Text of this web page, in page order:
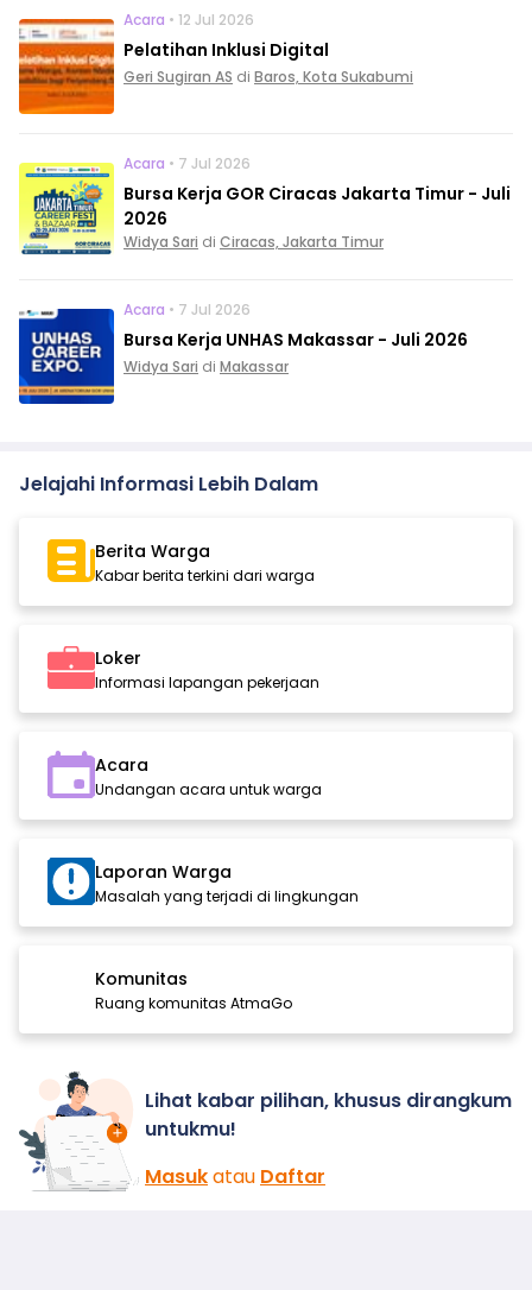
Acara • 12 Jul 2026
Pelatihan Inklusi Digital
Geri Sugiran AS di Baros, Kota Sukabumi
Acara • 7 Jul 2026
Bursa Kerja GOR Ciracas Jakarta Timur - Juli
2026
Widya Sari di Ciracas, Jakarta Timur
Acara • 7 Jul 2026
Bursa Kerja UNHAS Makassar - Juli 2026
Widya Sari di Makassar
Jelajahi Informasi Lebih Dalam
Berita Warga
Kabar berita terkini dari warga
Loker
Informasi lapangan pekerjaan
Acara
Undangan acara untuk warga
Laporan Warga
Masalah yang terjadi di lingkungan
Komunitas
Ruang komunitas AtmaGo
Lihat kabar pilihan, khusus dirangkum
untukmu!
Masukatau Daftar